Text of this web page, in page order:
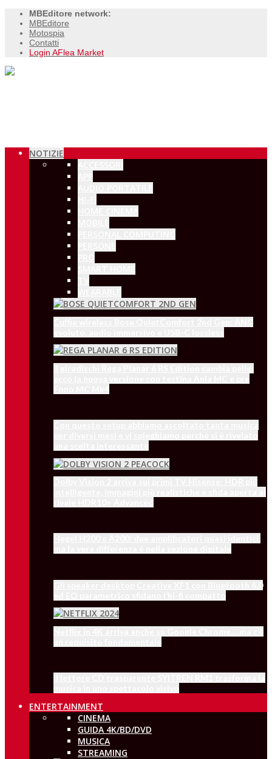
MBEditore network:
MBEditore
Motospia
Contatti
Login AFlea Market
NOTIZIE
ENTERTAINMENT
CINEMA
GUIDA 4K/BD/DVD
MUSICA
STREAMING